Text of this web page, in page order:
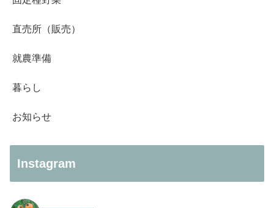
直売所（販売）
就農準備
暮らし
お知らせ
Instagram